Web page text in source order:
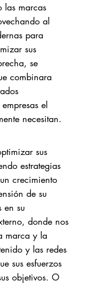
las marcas
al
para
sus
se
combinara
el
necesitan.
sus
estrategias
crecimiento
de su
en su
donde nos
marca y la
y las redes
sus esfuerzos
objetivos. O